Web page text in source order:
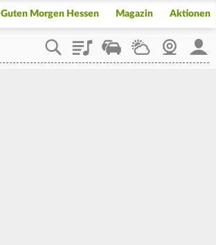
Guten Morgen Hessen Magazin Aktionen
PlaylistStaupilotWetterWebcam